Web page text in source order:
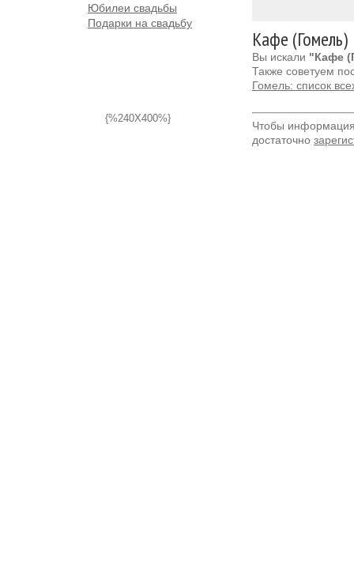
Юбилеи свадьбы
Подарки на свадьбу
{%240X400%}
Кафе (Гомель)
Вы искали "Кафе
Также советуем
Гомель: список
Чтобы
достаточно